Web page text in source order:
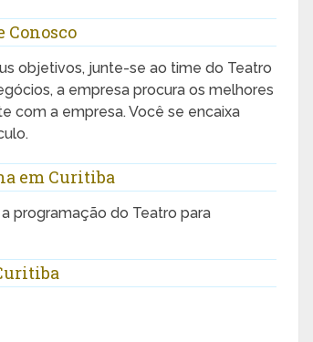
Conosco
objetivos, junte-se ao time do Teatro
a empresa procura os melhores
com a empresa. Você se encaixa
em Curitiba
programação do Teatro para